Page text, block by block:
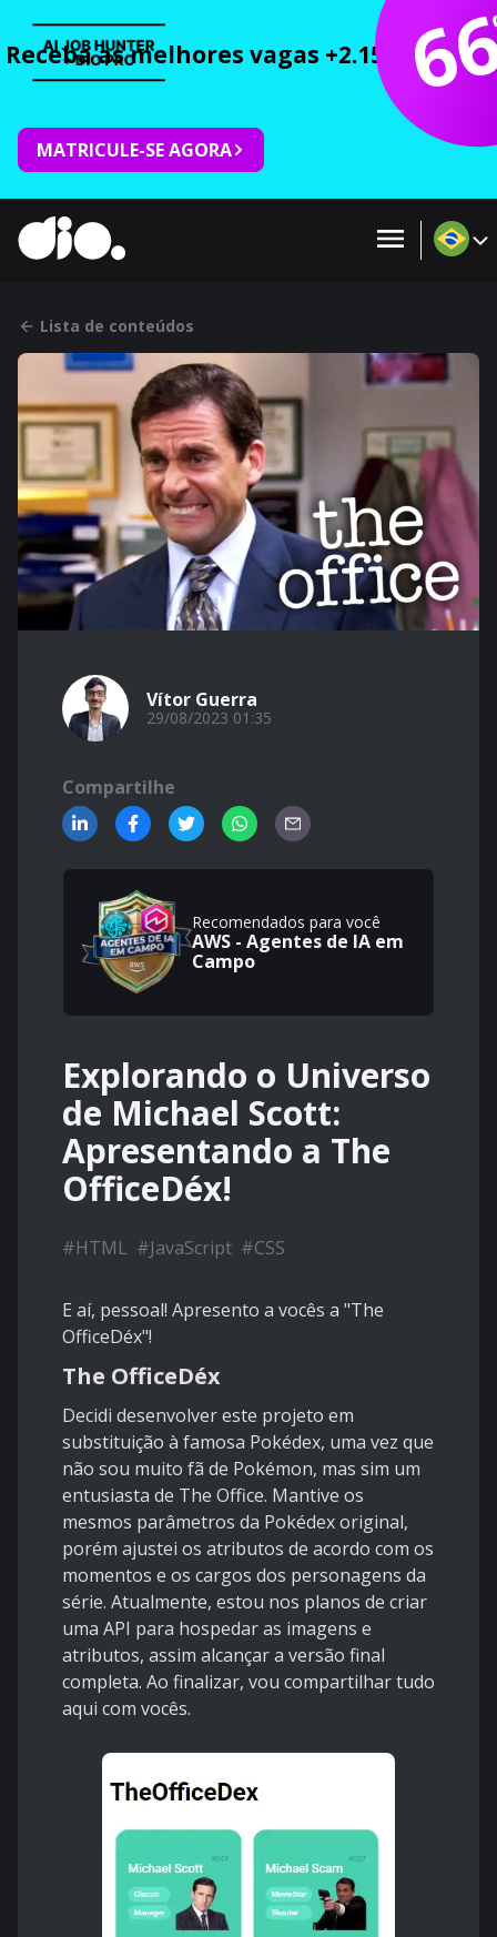
Receba as melhores vagas +2.150 cursos
MATRICULE-SE AGORA
Lista de conteúdos
Vítor Guerra
29/08/2023 01:35
Compartilhe
Recomendados para você
AWS - Agentes de IA em
Campo
Explorando o Universo
de Michael Scott:
Apresentando a The
OfficeDéx!
#HTML #JavaScript #CSS
E aí, pessoal! Apresento a vocês a "The
OfficeDéx"!
The OfficeDéx
Decidi desenvolver este projeto em
substituição à famosa Pokédex, uma vez que
não sou muito fã de Pokémon, mas sim um
entusiasta de The Office. Mantive os
mesmos parâmetros da Pokédex original,
porém ajustei os atributos de acordo com os
momentos e os cargos dos personagens da
série. Atualmente, estou nos planos de criar
uma API para hospedar as imagens e
atributos, assim alcançar a versão final
completa. Ao finalizar, vou compartilhar tudo
aqui com vocês.